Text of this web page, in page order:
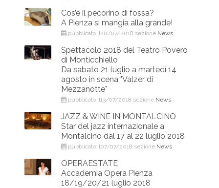
Cos’è il pecorino di fossa?
A Pienza si mangia alla grande!
pubblicato il20/07/2018 sezione News
Spettacolo 2018 del Teatro Povero
di Monticchiello
Da sabato 21 luglio a martedì 14
agosto in scena "Valzer di
Mezzanotte"
pubblicato il13/07/2018 sezione News
JAZZ & WINE IN MONTALCINO
Star del jazz internazionale a
Montalcino dal 17 al 22 luglio 2018
pubblicato il07/07/2018 sezione News
OPERAESTATE
Accademia Opera Pienza
18/19/20/21 luglio 2018